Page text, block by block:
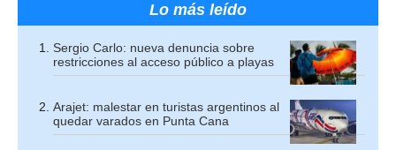
Lo más leído
Sergio Carlo: nueva denuncia sobre
restricciones al acceso público a playas
Arajet: malestar en turistas argentinos al
quedar varados en Punta Cana